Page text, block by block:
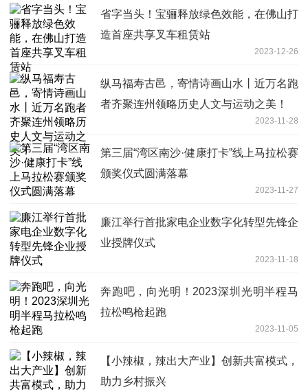
省字当头！宝骊释放绿色效能，在佛山打
造首座共享叉车租赁站
2023-12-26
纵马福寿古邑，寄情诗画山水丨近万名跑
者齐聚连州领略历史人文与运动之美！
2023-11-28
第三届“湾区南沙·健康打卡”线上马拉松赛
颁奖仪式圆满落幕
2023-11-27
廉江举行首批家电企业数字化转型先锋企
业授牌仪式
2023-11-18
奔跑吧，向光明！2023深圳光明半程马
拉松鸣枪起跑
2023-11-05
【小辣椒，辣出大产业】创新共富模式，
助力乡村振兴